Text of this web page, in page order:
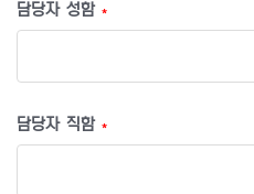
담당자 성함 *
담당자 직함 *